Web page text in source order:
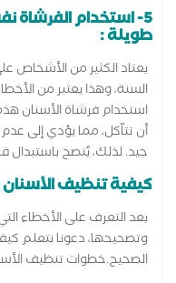
5- استخدام الفرشاة
طويلة :
يعتاد الكثير من الأشخاص
السنة، وهذا يعتبر من
استخدام فرشاة الأسنان
أن تتآكل، مما يؤدي إلى
جيد. لذلك، يُنصح باستبدال
كيفية تنظيف
بعد التعرف على الأخطاء
وتصحيحها، دعونا نتعلم
الصحيح.خطوات تنظيف